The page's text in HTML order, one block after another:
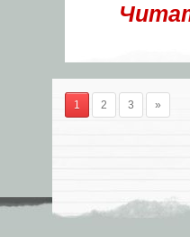
1 2 3 »